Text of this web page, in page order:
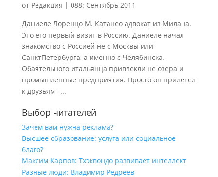
от Редакция | 088: Сентябрь 2011
Даниеле Лоренцо М. Катанео адвокат из Милана.
Это его первый визит в Россию. Даниеле начал
знакомство с Россией не с Москвы или
СанктПетербурга, а именно с Челябинска.
Обаятельного итальянца привлекли не озера и
промышленные предприятия. Просто он прилетел
к друзьям –...
Выбор читателей
Зачем вам нужна реклама?
Высшее образование: услуга или социальное
благо?
Максим Карпов: Тхэквондо развивает интеллект
Разные люди: Владимир Редреев